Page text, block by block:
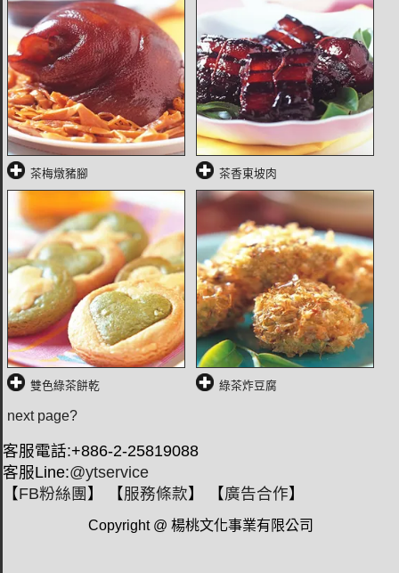
茶梅燉豬腳 茶香東坡肉
雙色綠茶餅乾 綠茶炸豆腐
next page?
客服電話:+886-2-25819088
客服Line:@ytservice
【FB粉絲團 】 【服務條款】 【廣告合作】
Copyright @ 楊桃文化事業有限公司